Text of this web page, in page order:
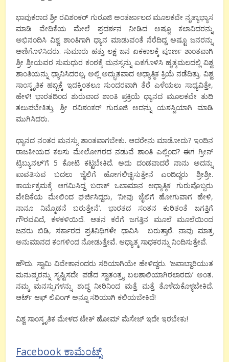
ಭಾವುಕರಾದ ಶ್ರೀ ರವಿಶಂಕರ್ ಗುರೂಜಿ ಅಂತರ್ಜಾಲದ ಮೂಲಕವೇ ನೃತ್ಯಾಭ್ಯಾಸ
ಮಾಡಿ ವೇದಿಕೆಯ ಮೇಲೆ ಪ್ರದರ್ಶನ ನೀಡಿದ ಅಷ್ಟೂ ಕಲಾವಿದರನ್ನು
ಅಭಿನಂದಿಸಿ ವಿಶ್ವ ಶಾಂತಿಗಾಗಿ ಧ್ಯಾನ ಮಾಡುವಂತೆ ನೆರೆದಿದ್ದ ಅಷ್ಟೂ ಜನರನ್ನು
ಅಣಿಗೊಳಿಸಿದರು. ಸುಮಾರು ಹತ್ತು ಲಕ್ಷ ಜನ ಏಕಕಾಲಕ್ಕೆ ಪೂರ್ಣ ಶಾಂತವಾಗಿ
ಶ್ರೀ ಶ್ರೀಯವರ ಸುಮಧುರ ಕಂಠಕ್ಕೆ ಮನಸ್ಸನ್ನು ಏಕಗೊಳಿಸಿ ಹೃತ್ಕಮಲದಲ್ಲಿ ವಿಶ್ವ
ಶಾಂತಿಯನ್ನು ಧ್ಯಾನಿಸಿದರಲ್ಲ, ಅಲ್ಲಿ ಅದ್ಭುತವಾದ ಆಧ್ಯಾತ್ಮಿಕ ಕ್ರಿಯೆ ನಡೆದಿತ್ತು. ವಿಶ್ವ
ಸಾಂಸ್ಕೃತಿಕ ಹಬ್ಬಕ್ಕೆ ಇದಕ್ಕಿಂತಲೂ ಸುಂದರವಾಗಿ ತೆರೆ ಎಳೆಯಲು ಸಾಧ್ಯವಿತ್ತೇ,
ಹೇಳಿ! ಭಾರತದಿಂದ ಶುರುವಾದ ಶಾಂತಿ ಪ್ರಕ್ರಿಯೆ ಧ್ಯಾನದ ಮೂಲಕವೇ ತುದಿ
ತಲುಪಬೇಕಿತ್ತು. ಶ್ರೀ ರವಿಶಂಕರ್ ಗುರೂಜಿ ಅದನ್ನು ಯಶಸ್ವಿಯಾಗಿ ಮಾಡಿ
ಮುಗಿಸಿದರು.
ಧ್ಯಾನದ ನಂತರ ಮನಸ್ಸು ಶಾಂತವಾಗಬೇಕು. ಆದರೇನು ಮಾಡೋದು? ಇಂದಿನ
ರಾಜಕೀಯದ ಕಲಸು ಮೇಲೋಗರದ ನಡುವೆ ಶಾಂತಿ ಎಲ್ಲಿಂದ? ಈಗ ಗ್ರೀನ್
ಟ್ರಿಬ್ಯುನಲ್’ಗೆ 5 ಕೋಟಿ ಕಟ್ಟಬೇಕಿದೆ. ಅದು ದಂಡವಾದರೆ ನಾನು ಅದನ್ನು
ಪಾವತಿಸುವ ಬದಲು ಜೈಲಿಗೆ ಹೋಗಲಿಚ್ಛಿಸುತ್ತೇನೆ ಎಂದಿದ್ದರು ಶ್ರೀಶ್ರೀ.
ಕಾರ್ಯಕ್ರಮಕ್ಕೆ ಆಗಮಿಸಿದ್ದ ಬರಾಕ್ ಒಬಾಮಾನ ಆಧ್ಯಾತ್ಮಿಕ ಗುರುವೊಬ್ಬರು
ವೇದಿಕೆಯ ಮೇಲಿಂದ ಘರ್ಜಿಸಿದ್ದರು, ‘ನೀವು ಜೈಲಿಗೆ ಹೋಗುವಾಗ ಹೇಳಿ,
ನಾನೂ ನಿಮ್ಮೊಡನೆ ಬರುತ್ತೇನೆ’. ಭಾರತದ ಸಂತನ ಕುರಿತಂತೆ ಜಗತ್ತಿಗೆ
ಗೌರವವಿದೆ, ಕಳಕಳಿಯಿದೆ. ಆತನ ಕರೆಗೆ ಜಗತ್ತಿನ ಮೂಲೆ ಮೂಲೆಯಿಂದ
ಜನರು ಬಿಡಿ, ಸರ್ಕಾರದ ಪ್ರತಿನಿಧಿಗಳೇ ಧಾವಿಸಿ ಬರುತ್ತಾರೆ. ನಾವು ಮಾತ್ರ
ಅನುಮಾನದ ಕಂಗಳಿಂದ ನೋಡುತ್ತೇವೆ. ಆಧ್ಯಾತ್ಮ ಸಾಧಕರನ್ನು ನಿಂದಿಸುತ್ತೇವೆ.
ಹೌದು. ಸ್ವಾಮಿ ವಿವೇಕಾನಂದರು ಸರಿಯಾಗಿಯೇ ಹೇಳಿದ್ದರು. ‘ಜವಾಬ್ದಾರಿಯುತ
ಮನುಷ್ಯರನ್ನು ಸೃಷ್ಟಿಸದೇ ಪಡೆದ ಸ್ವಾತಂತ್ರ್ಯ ಬಲಶಾಲಿಯಾಗಿರಲಾರದು’ ಅಂತ.
ನಮ್ಮ ಮನಸ್ಸುಗಳನ್ನು ಶುದ್ಧ ನೀರಿನಿಂದ ಮತ್ತೆ ಮತ್ತೆ ತೊಳೆದುಕೊಳ್ಳಬೇಕಿದೆ.
ಆರ್ಟ್ ಆಫ್ ಲಿವಿಂಗ್ ಅನ್ನೂ ಸರಿಯಾಗಿ ಕಲಿಯಬೇಕಿದೆ!
ವಿಶ್ವ ಸಾಂಸ್ಕೃತಿಕ ಮೇಳದ ಟೇಕ್ ಹೋಮ್ ಮೆಸೇಜ್ ಇದೇ ಇರಬೇಕು!
Facebook ಕಾಮೆಂಟ್ಸ್